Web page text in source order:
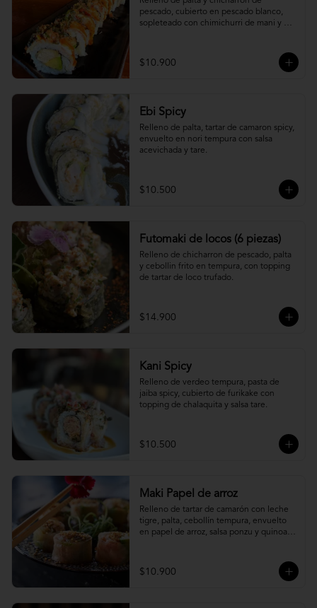
pescado, cubierto en pescado blanco,
sopleteado con chimichurri de mani y
$10.900
Ebi Spicy
Relleno de palta, tartar de camaron spicy,
envuelto en nori tempura con salsa
acevichada y tare.
$10.500
Futomaki de locos (6 piezas)
Relleno de chicharron de pescado, palta
y cebollin frito en tempura, con topping
de tartar de loco trufado.
$14.900
Kani Spicy
Relleno de verdeo tempura, pasta de
jaiba spicy, cubierto de furikake con
topping de chalaquita y salsa tare.
$10.500
Maki Papel de arroz
Relleno de tartar de camarón con leche
tigre, palta, cebollín tempura, envuelto
en papel de arroz, salsa ponzu y quinoa
$10.900